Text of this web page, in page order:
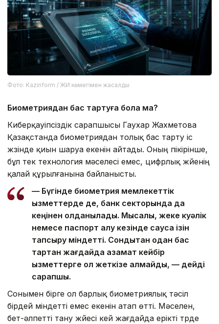
Фото: Kazinform / ЖИ көмегімен жасалды
Биометриядан бас тартуға бола ма?
Киберқауіпсіздік сарапшысы Гаухар Жахметова
Қазақстанда биометриядан толық бас тарту іс
жүзінде қиын шаруа екенін айтады. Оның пікірінше,
бұл тек технология мәселесі емес, цифрлық жүйенің
қалай құрылғанына байланысты.
— Бүгінде биометрия мемлекеттік
қызметтерде де, банк секторында да
кеңінен қолданылады. Мысалы, жеке куәлік
немесе паспорт алу кезінде саусақ ізін
тапсыру міндетті. Сондықтан одан бас
тартқан жағдайда азамат кейбір
қызметтерге қол жеткізе алмайды, — дейді
сарапшы.
Сонымен бірге ол барлық биометриялық тәсіл
бірдей міндетті емес екенін атап өтті. Мәселен,
бет-әлпетті тану жүйесі кей жағдайда ерікті түрде